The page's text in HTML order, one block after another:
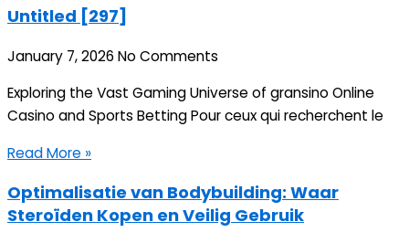
Untitled [297]
January 7, 2026 No Comments
Exploring the Vast Gaming Universe of gransino Online
Casino and Sports Betting Pour ceux qui recherchent le
Read More »
Optimalisatie van Bodybuilding: Waar
Steroïden Kopen en Veilig Gebruik